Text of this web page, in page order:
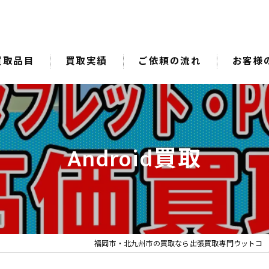
品目 買取実績 ご依頼の流れ お客様
Android買取
福岡市・北九州市の買取なら出張買取専門ウットコ